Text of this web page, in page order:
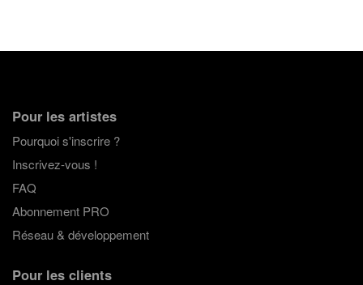
Pour les artistes
Pourquoi s'inscrire ?
Inscrivez-vous !
FAQ
Abonnement PRO
Réseau & développement
Pour les clients